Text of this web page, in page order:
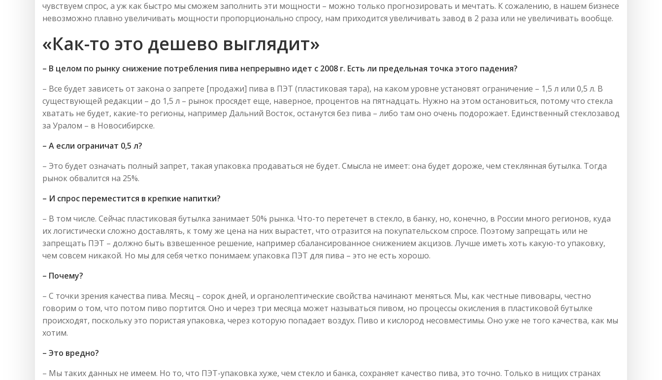
чувствуем спрос, а уж как быстро мы сможем заполнить эти мощности – можно только прогнозировать и мечтать. К сожалению, в нашем бизнесе
невозможно плавно увеличивать мощности пропорционально спросу, нам приходится увеличивать завод в 2 раза или не увеличивать вообще.
«Как-то это дешево выглядит»
– В целом по рынку снижение потребления пива непрерывно идет с 2008 г. Есть ли предельная точка этого падения?
– Все будет зависеть от закона о запрете [продажи] пива в ПЭТ (пластиковая тара), на каком уровне установят ограничение – 1,5 л или 0,5 л. В
существующей редакции – до 1,5 л – рынок просядет еще, наверное, процентов на пятнадцать. Нужно на этом остановиться, потому что стекла
хватать не будет, какие-то регионы, например Дальний Восток, останутся без пива – либо там оно очень подорожает. Единственный стеклозавод
за Уралом – в Новосибирске.
– А если ограничат 0,5 л?
– Это будет означать полный запрет, такая упаковка продаваться не будет. Смысла не имеет: она будет дороже, чем стеклянная бутылка. Тогда
рынок обвалится на 25%.
– И спрос переместится в крепкие напитки?
– В том числе. Сейчас пластиковая бутылка занимает 50% рынка. Что-то перетечет в стекло, в банку, но, конечно, в России много регионов, куда
их логистически сложно доставлять, к тому же цена на них вырастет, что отразится на покупательском спросе. Поэтому запрещать или не
запрещать ПЭТ – должно быть взвешенное решение, например сбалансированное снижением акцизов. Лучше иметь хоть какую-то упаковку,
чем совсем никакой. Но мы для себя четко понимаем: упаковка ПЭТ для пива – это не есть хорошо.
– Почему?
– С точки зрения качества пива. Месяц – сорок дней, и органолептические свойства начинают меняться. Мы, как честные пивовары, честно
говорим о том, что потом пиво портится. Оно и через три месяца может называться пивом, но процессы окисления в пластиковой бутылке
происходят, поскольку это пористая упаковка, через которую попадает воздух. Пиво и кислород несовместимы. Оно уже не того качества, как мы
хотим.
– Это вредно?
– Мы таких данных не имеем. Но то, что ПЭТ-упаковка хуже, чем стекло и банка, сохраняет качество пива, это точно. Только в нищих странах